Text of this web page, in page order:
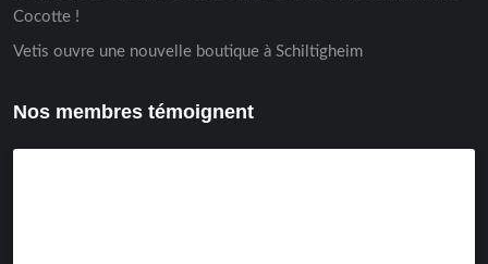
Cocotte !
Vetis ouvre une nouvelle boutique à Schiltigheim
Nos membres témoignent